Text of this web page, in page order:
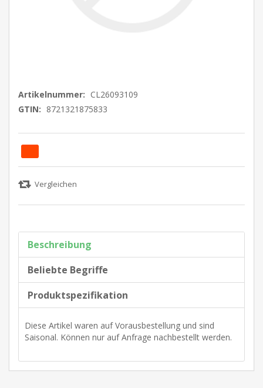
Artikelnummer: CL26093109
GTIN: 8721321875833
Beschreibung
Beliebte Begriffe
Produktspezifikation
Diese Artikel waren auf Vorausbestellung und sind
Saisonal. Können nur auf Anfrage nachbestellt werden.